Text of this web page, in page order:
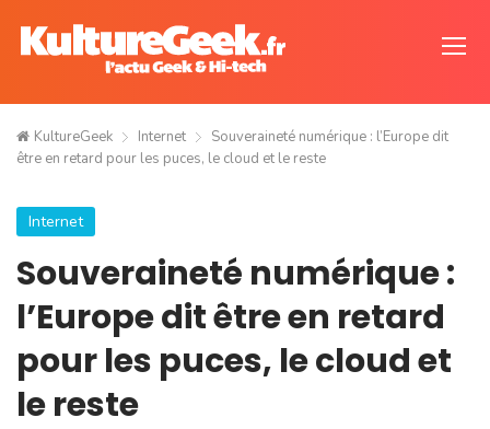
KultureGeek Internet
Souveraineté numérique : l’Europe dit
être en retard pour les puces, le cloud et le reste
Internet
Souveraineté numérique :
l’Europe dit être en retard
pour les puces, le cloud et
le reste